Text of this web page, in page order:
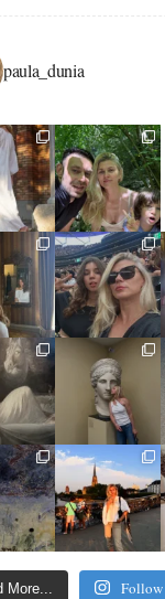
paula_dunia
More... Follow